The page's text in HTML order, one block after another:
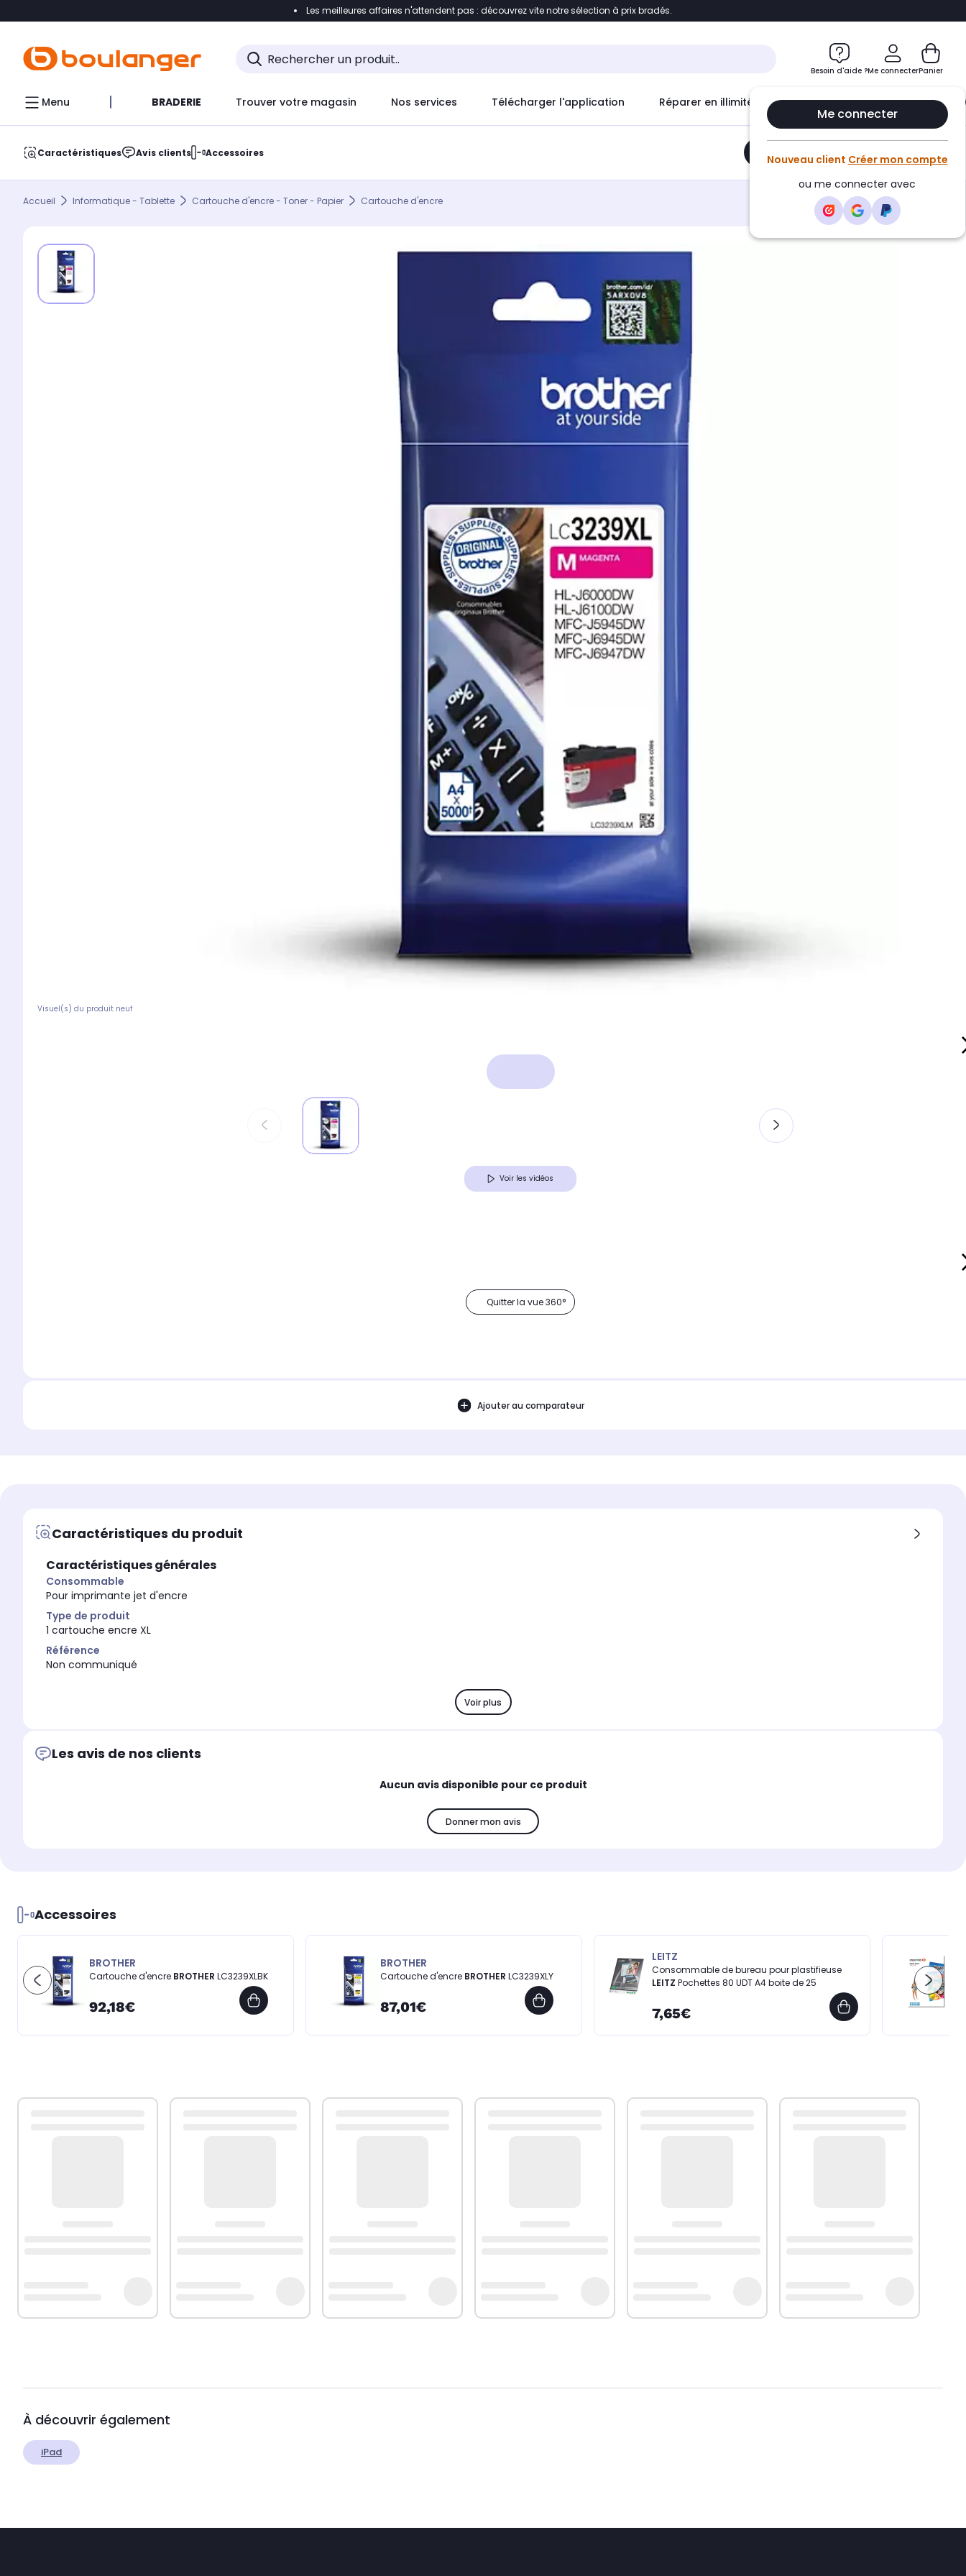
Accéder directement au contenu Accéder directement au pied de page Accéder directement au chatbot
Les meilleures affaires n'attendent pas : découvrez vite notre sélection à prix bradés.
Besoin d'aide ?Me connecter
Me connecter
Nouveau client Créer mon compte
ou me connecter avec
Panier
Menu BRADERIE Trouver votre magasin Nos services Télécharger l'application Réparer en illimité avec Le Club Infinity
Caractéristiques Avis clients Accessoires Ajouter au panier
Accueil Informatique - Tablette Cartouche d'encre - Toner - Papier Cartouche d'encre
Visuel(s) du produit neuf
Voir les vidéos
Quitter la vue 360°
Ajouter au comparateur
Caractéristiques du produit
Caractéristiques générales
Consommable
Pour imprimante jet d'encre
Type de produit
1 cartouche encre XL
Référence
Non communiqué
Voir plus
Les avis de nos clients
Aucun avis disponible pour ce produit
Donner mon avis
Accessoires
BROTHER
Cartouche d'encre BROTHER LC3239XLBK
92,18€
BROTHER
Cartouche d'encre BROTHER LC3239XLY
87,01€
LEITZ
Consommable de bureau pour plastifieuse
LEITZ Pochettes 80 UDT A4 boite de 25
7,65€
À découvrir également
iPad